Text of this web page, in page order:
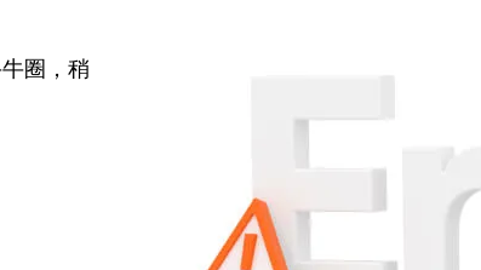
圈，稍